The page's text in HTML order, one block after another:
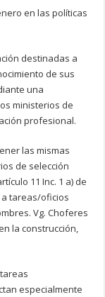
en las políticas
destinadas a
de sus
una
ministerios de
profesional.
las mismas
de selección
11 Inc. 1 a) de
a tareas/oficios
Vg. Choferes
la construcción,
especialmente